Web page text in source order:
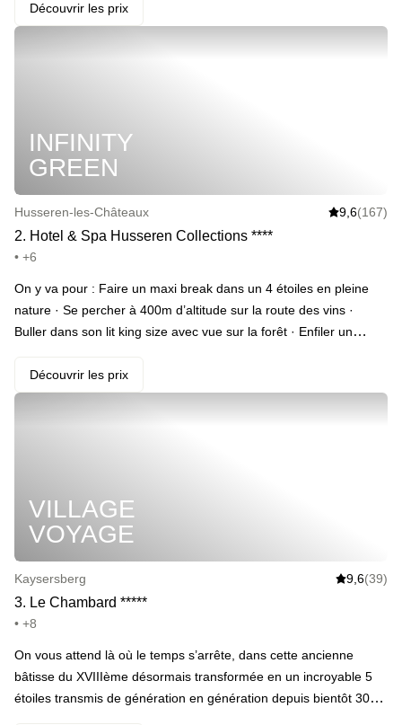
programme : Aprem’ au spa avec piscine chauffée, bain à
remous, sauna, hammam et fontaine de glace. Passez faire un
sculpté la statue de la liberté. Classe. · Et en extra, un accueil
romantique dans la chambre.
Découvrir les prix
INFINITY
GREEN
Husseren-les-Châteaux 9,6(167)
2. Hotel & Spa Husseren Collections ****
• +6
On y va pour : Faire un maxi break dans un 4 étoiles en pleine
nature · Se percher à 400m d’altitude sur la route des vins ·
Buller dans son lit king size avec vue sur la forêt · Enfiler un
toxines dans le hammam, le sauna et le sanarium · Se relaxer
sous les douches hydromassantes et dans le bassin sensoriel ·
Découvrir les prix
VILLAGE
VOYAGE
Kaysersberg 9,6(39)
3. Le Chambard *****
• +8
On vous attend là où le temps s’arrête, dans cette ancienne
bâtisse du XVIIIème désormais transformée en un incroyable 5
étoiles transmis de génération en génération depuis bientôt 30